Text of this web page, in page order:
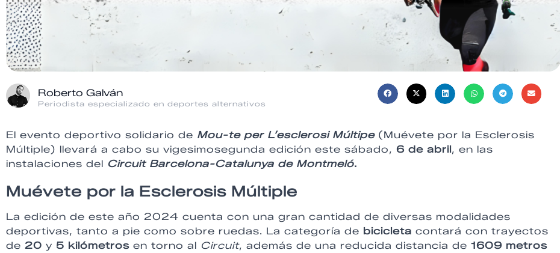
Roberto Galván
Periodista especializado en deportes alternativos
El evento deportivo solidario de Mou-te per L’esclerosi Múltipe (Muévete por la Esclerosis
Múltiple) llevará a cabo su vigesimosegunda edición este sábado, 6 de abril, en las
instalaciones del Circuit Barcelona-Catalunya de Montmeló.
Muévete por la Esclerosis Múltiple
La edición de este año 2024 cuenta con una gran cantidad de diversas modalidades
deportivas, tanto a pie como sobre ruedas. La categoría de bicicleta contará con trayectos
de 20 y 5 kilómetros en torno al Circuit, además de una reducida distancia de 1609 metros